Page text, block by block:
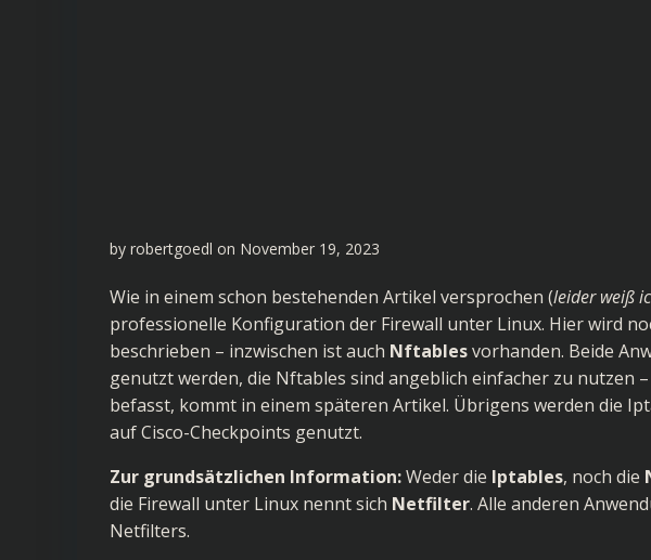
by robertgoedl on November 19, 2023
Wie in einem schon bestehenden Artikel versprochen (leider weiß
professionelle Konfiguration der Firewall unter Linux. Hier wird
beschrieben – inzwischen ist auch Nftablesvorhanden. Beide
genutzt werden, die Nftables sind angeblich einfacher zu nutzen
befasst, kommt in einem späteren Artikel. Übrigens werden die
auf Cisco-Checkpoints genutzt.
Zur grundsätzlichen Information:Weder die Iptables, noch die
die Firewall unter Linux nennt sich Netfilter. Alle anderen
Netfilters.